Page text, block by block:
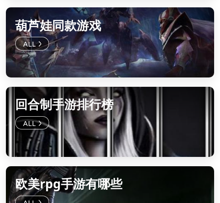
葫芦娃同款游戏
回合制手游排行榜
欧美rpg手游有哪些